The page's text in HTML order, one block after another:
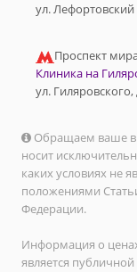
ул. Лефортовский
Проспект
Клиника на
ул. Гиляровского,
Обращаем ваше
носит
каких условиях не
положениями
Федерации.
Информация о
является